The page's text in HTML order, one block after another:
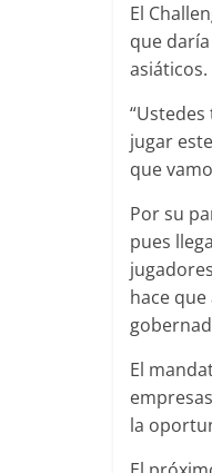
El
que
asiáticos.
jugar
que
Por su
pues
hace
El
la